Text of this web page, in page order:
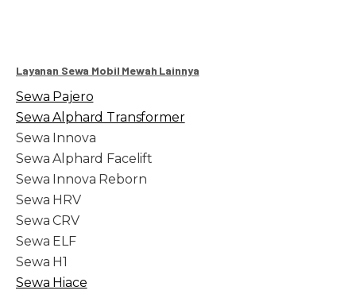
Layanan Sewa Mobil Mewah Lainnya
Sewa Pajero
Sewa Alphard Transformer
Sewa Innova
Sewa Alphard Facelift
Sewa Innova Reborn
Sewa HRV
Sewa CRV
Sewa ELF
Sewa H1
Sewa Hiace